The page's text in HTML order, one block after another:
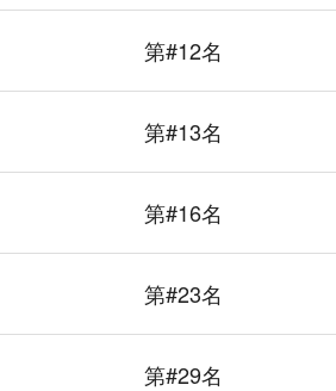
第#12名
第#13名
第#16名
第#23名
第#29名